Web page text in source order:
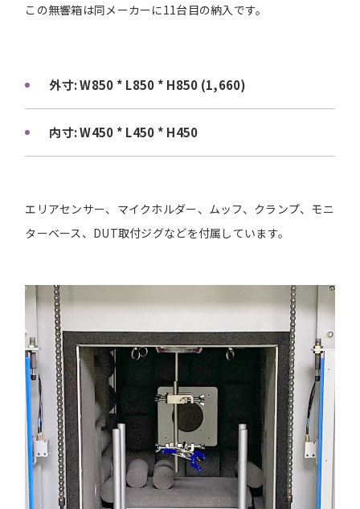
この無響箱は同メーカーに11台目の納入です。
外寸: W850 * L850 * H850 (1,660)
内寸: W450 * L450 * H450
エリアセンサー、マイクホルダー、ムッフ、クランプ、モニ
ターベース、DUT取付ジグなどを付属しています。